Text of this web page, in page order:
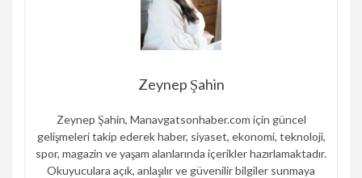
Zeynep Şahin
Zeynep Şahin, Manavgatsonhaber.com için güncel
gelişmeleri takip ederek haber, siyaset, ekonomi, teknoloji,
spor, magazin ve yaşam alanlarında içerikler hazırlamaktadır.
Okuyuculara açık, anlaşılır ve güvenilir bilgiler sunmaya